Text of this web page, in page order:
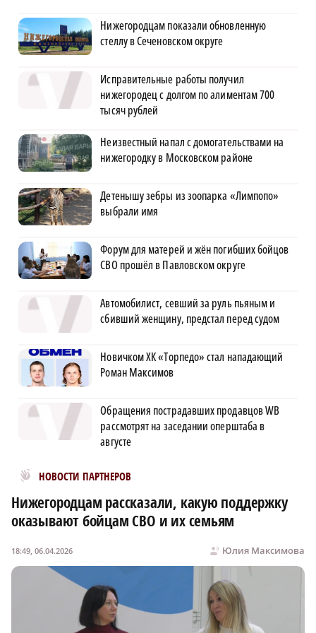
Нижегородцам показали обновленную
стеллу в Сеченовском округе
Исправительные работы получил
нижегородец с долгом по алиментам 700
тысяч рублей
Неизвестный напал с домогательствами на
нижегородку в Московском районе
Детенышу зебры из зоопарка «Лимпопо»
выбрали имя
Форум для матерей и жён погибших бойцов
СВО прошёл в Павловском округе
Автомобилист, севший за руль пьяным и
сбивший женщину, предстал перед судом
Новичком ХК «Торпедо» стал нападающий
Роман Максимов
Обращения пострадавших продавцов WB
рассмотрят на заседании оперштаба в
августе
НОВОСТИ ПАРТНЕРОВ
Новости МирТесен
Нижегородцам рассказали, какую поддержку
оказывают бойцам СВО и их семьям
Юлия Максимова
18:49, 06.04.2026